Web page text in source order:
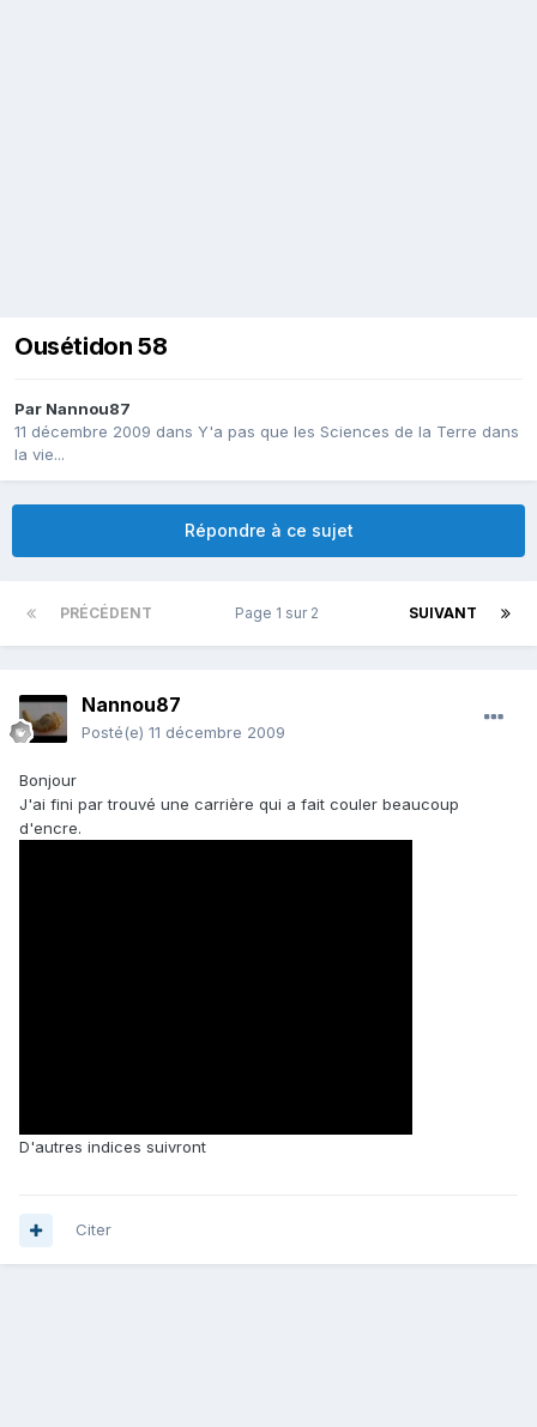
Ousétidon 58
Par Nannou87
11 décembre 2009 dans Y'a pas que les Sciences de la Terre dans
la vie...
Répondre à ce sujet
PRÉCÉDENT SUIVANT
Page 1 sur 2
Nannou87
Posté(e) 11 décembre 2009
Bonjour
J'ai fini par trouvé une carrière qui a fait couler beaucoup
d'encre.
D'autres indices suivront
Citer